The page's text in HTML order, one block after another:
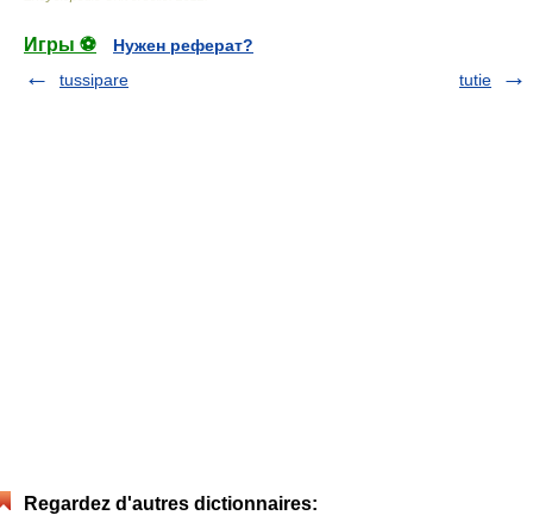
Игры ⚽
Нужен реферат?
tussipare
tutie
Regardez d'autres dictionnaires: